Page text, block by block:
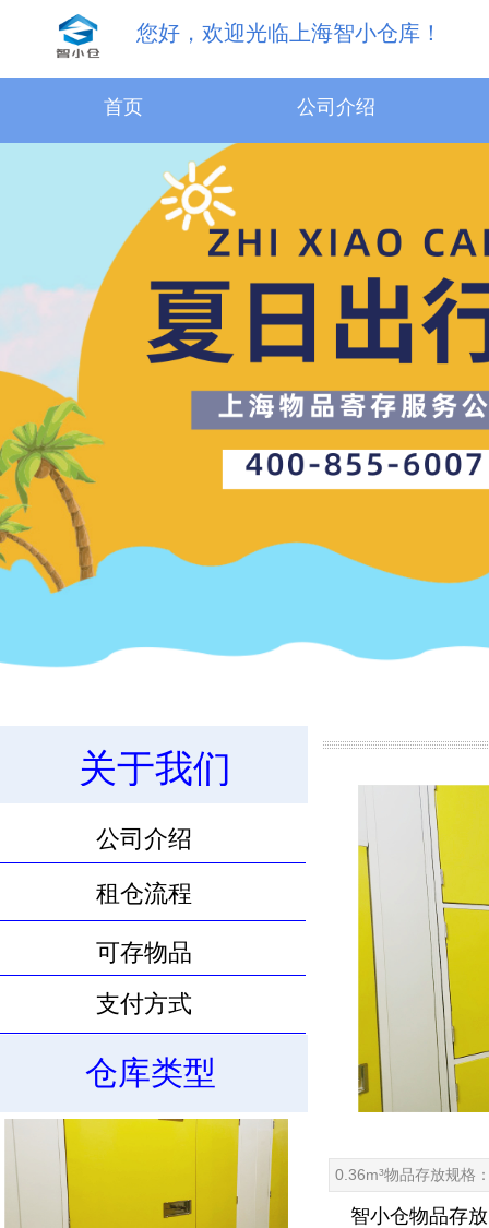
您好，欢迎光临上海智小仓库！
首页 公司介绍
关于我们
0.36m³物品存放规格
智小仓物品存放
公司介绍
租仓流程
可存物品
支付方式
仓库类型
31.5m³物品寄存服务
18.1m³物品寄存服务
10.6m³物品寄存服务